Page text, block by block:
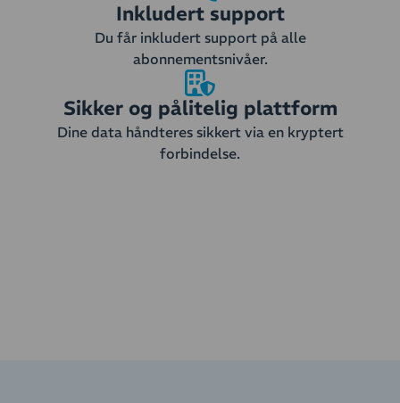
Inkludert support
Du får inkludert support på alle
abonnementsnivåer.
Sikker og pålitelig plattform
Dine data håndteres sikkert via en kryptert
forbindelse.